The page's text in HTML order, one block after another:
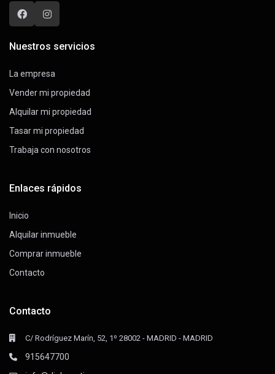
Nuestros servicios
La empresa
Vender mi propiedad
Alquilar mi propiedad
Tasar mi propiedad
Trabaja con nosotros
Enlaces rápidos
Inicio
Alquilar inmueble
Comprar inmueble
Contacto
Contacto
C/ Rodríguez Marín, 52, 1º 28002 - MADRID - MADRID
915647700